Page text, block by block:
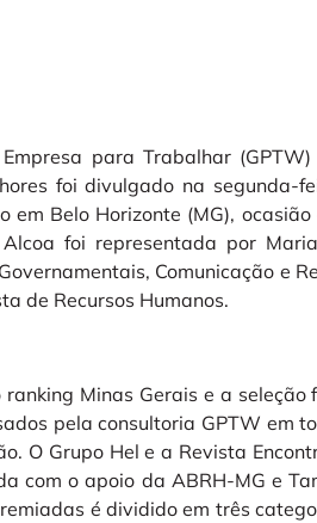
para Trabalhar
foi divulgado na segunda-
em Belo Horizonte (MG),
foi representada por
Comunicação e
de Recursos Humanos.
Minas Gerais e a seleção
pela consultoria GPTW em
O Grupo Hel e a Revista
com o apoio da ABRH-MG e
é dividido em três